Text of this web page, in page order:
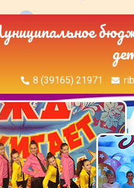
8 (39165) 21971